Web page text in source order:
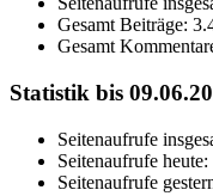
Gesamt Beiträge:
Gesamt
Statistik bis
Seitenaufrufe
Seitenaufrufe heute:
Seitenaufrufe